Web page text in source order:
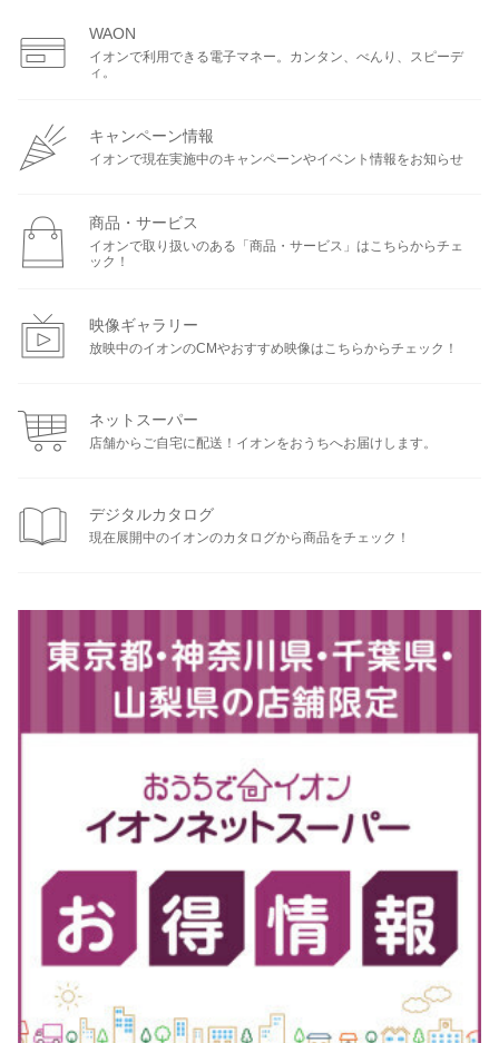
WAON
イオンで利用できる電子マネー。カンタン、べんり、スピーデ
ィ。
キャンペーン情報
イオンで現在実施中のキャンペーンやイベント情報をお知らせ
商品・サービス
イオンで取り扱いのある「商品・サービス」はこちらからチェ
ック！
映像ギャラリー
放映中のイオンのCMやおすすめ映像はこちらからチェック！
ネットスーパー
店舗からご自宅に配送！イオンをおうちへお届けします。
デジタルカタログ
現在展開中のイオンのカタログから商品をチェック！